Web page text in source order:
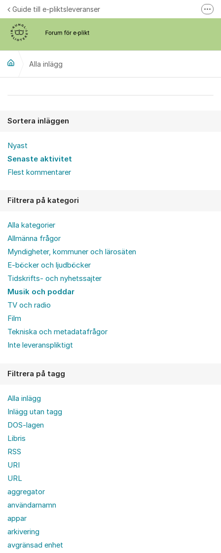
Hoppa till innehåll
Guide till e-pliktsleveranser
Alla inlägg
Sortera inläggen
Nyast
Senaste aktivitet
Flest kommentarer
Filtrera på kategori
Alla kategorier
Allmänna frågor
Myndigheter, kommuner och lärosäten
E-böcker och ljudböcker
Tidskrifts- och nyhetssajter
Musik och poddar
TV och radio
Film
Tekniska och metadatafrågor
Inte leveranspliktigt
Filtrera på tagg
Alla inlägg
Inlägg utan tagg
DOS-lagen
Libris
RSS
URI
URL
aggregator
användarnamn
appar
arkivering
avgränsad enhet